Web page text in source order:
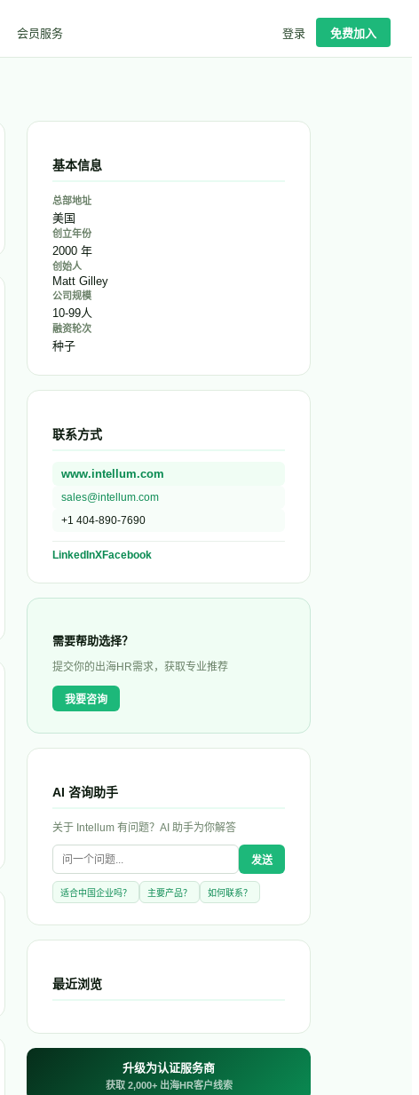
会员服务 登录 免费加入
基本信息
总部地址
美国
创立年份
2000 年
创始人
Matt Gilley
公司规模
10-99人
融资轮次
种子
联系方式
www.intellum.com
sales@intellum.com
+1 404-890-7690
LinkedInXFacebook
需要帮助选择？
提交你的出海HR需求，获取专业推荐
我要咨询
AI 咨询助手
关于 Intellum 有问题？AI 助手为你解答
发送
适合中国企业吗？ 主要产品？ 如何联系？
最近浏览
升级为认证服务商
获取 2,000+ 出海HR客户线索